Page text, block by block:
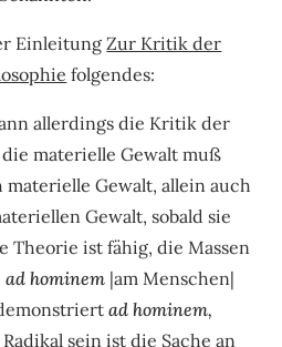
EinleitungZur Kritik der
folgendes:
allerdings die Kritik der
materielle Gewalt muß
Gewalt, allein auch
Gewalt, sobald sie
Theorie ist fähig, die Massen
ad hominem |am Menschen|
ad hominem,
sein ist die Sache an